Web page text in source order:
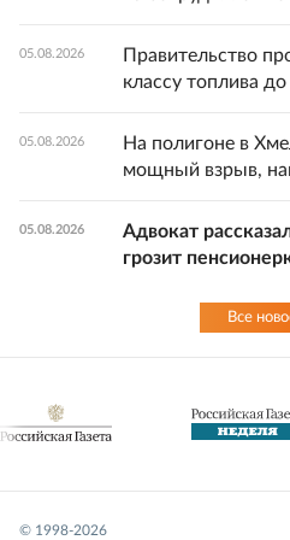
05.08.2026
Правительство
классу топлива
05.08.2026
На полигоне в
мощный взрыв,
05.08.2026
Адвокат
грозит
Все
© 1998-2026